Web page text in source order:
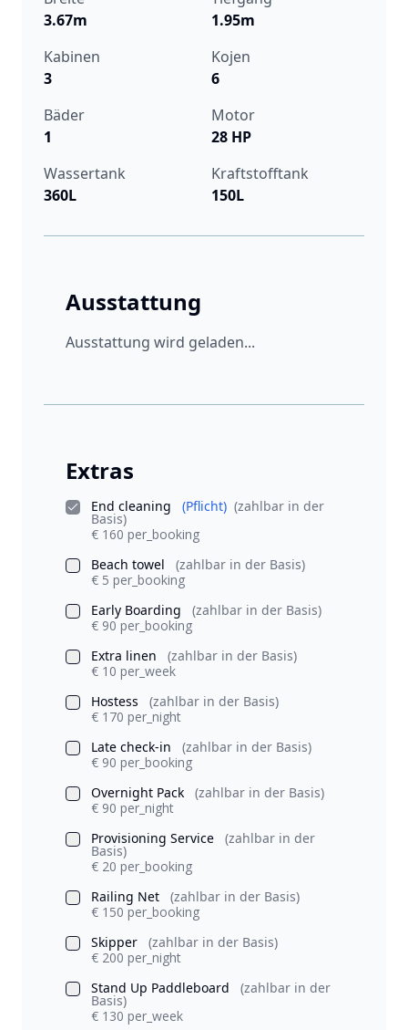
3.67m
1.95m
Kabinen
3
Kojen
6
Bäder
1
Motor
28 HP
Wassertank
360L
Kraftstofftank
150L
Ausstattung
Ausstattung wird geladen...
Extras
End cleaning (Pflicht) (zahlbar in der
Basis)
€ 160 per_booking
Beach towel
(zahlbar in der Basis)
€ 5 per_booking
Early Boarding
(zahlbar in der Basis)
€ 90 per_booking
Extra linen
(zahlbar in der Basis)
€ 10 per_week
Hostess
(zahlbar in der Basis)
€ 170 per_night
Late check-in
(zahlbar in der Basis)
€ 90 per_booking
Overnight Pack
(zahlbar in der Basis)
€ 90 per_night
Provisioning Service
(zahlbar in der
Basis)
€ 20 per_booking
Railing Net
(zahlbar in der Basis)
€ 150 per_booking
Skipper
(zahlbar in der Basis)
€ 200 per_night
Stand Up Paddleboard
(zahlbar in der
Basis)
€ 130 per_week